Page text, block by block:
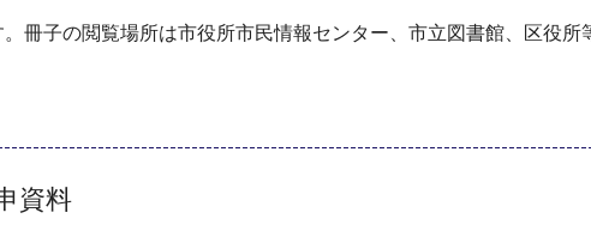
冊子の閲覧場所は市役所市民情報センター、市立図書館、区役所
資料